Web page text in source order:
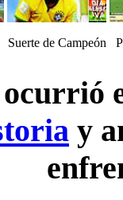
Suerte de Campeón
ocurrió
y